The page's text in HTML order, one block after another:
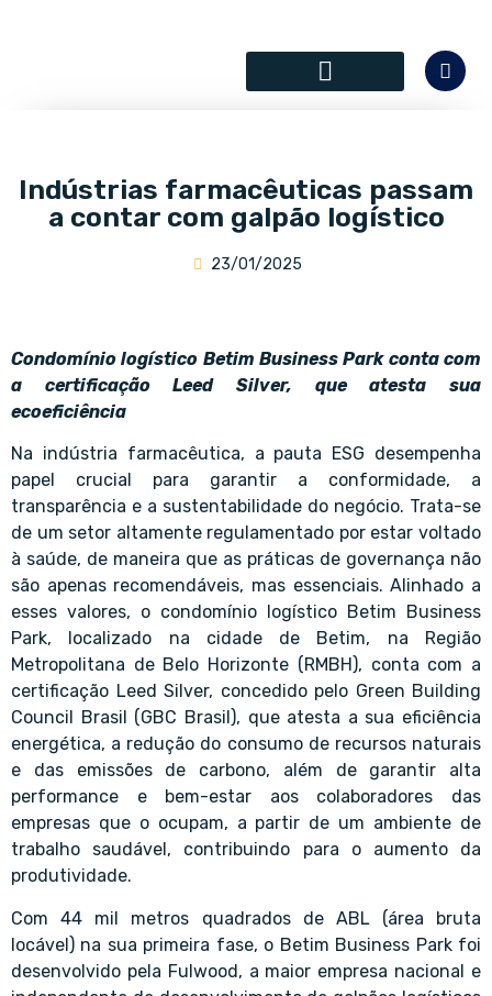
Indústrias farmacêuticas passam
a contar com galpão logístico
23/01/2025
Condomínio logístico Betim Business Park conta com
a certificação Leed Silver, que atesta sua
ecoeficiência
Na indústria farmacêutica, a pauta ESG desempenha
papel crucial para garantir a conformidade, a
transparência e a sustentabilidade do negócio. Trata-se
de um setor altamente regulamentado por estar voltado
à saúde, de maneira que as práticas de governança não
são apenas recomendáveis, mas essenciais. Alinhado a
esses valores, o condomínio logístico Betim Business
Park, localizado na cidade de Betim, na Região
Metropolitana de Belo Horizonte (RMBH), conta com a
certificação Leed Silver, concedido pelo Green Building
Council Brasil (GBC Brasil), que atesta a sua eficiência
energética, a redução do consumo de recursos naturais
e das emissões de carbono, além de garantir alta
performance e bem-estar aos colaboradores das
empresas que o ocupam, a partir de um ambiente de
trabalho saudável, contribuindo para o aumento da
produtividade.
Com 44 mil metros quadrados de ABL (área bruta
locável) na sua primeira fase, o Betim Business Park foi
desenvolvido pela Fulwood, a maior empresa nacional e